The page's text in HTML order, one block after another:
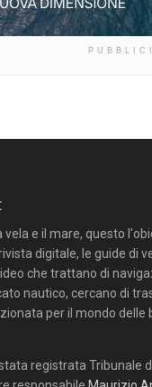
vela e il mare, questo
digitale, le guide di
che trattano di
nautico, cercano di
per il mondo delle
registrata Tribunale